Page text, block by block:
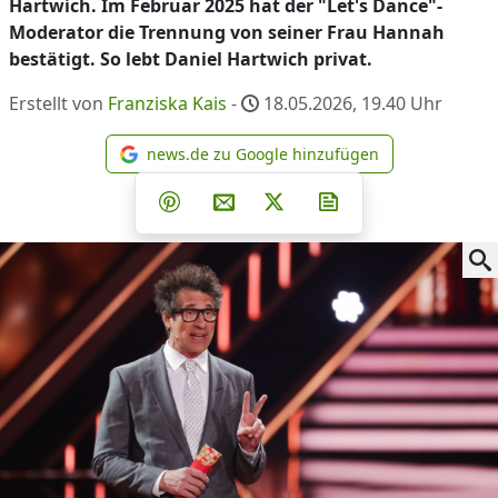
Hartwich. Im Februar 2025 hat der "Let's Dance"-
Moderator die Trennung von seiner Frau Hannah
bestätigt. So lebt Daniel Hartwich privat.
Erstellt von Franziska Kais - 18.05.2026, 19.40 Uhr
news.de zu Google
news.de zu Google hinzufügen
Teilen auf Facebook
Teilen auf Whatsapp
Teilen auf Telegram
Teilen auf Pinterest
Per E-Mail teilen
Post auf X